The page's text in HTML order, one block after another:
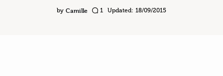
by Camille 1 Updated: 18/09/2015